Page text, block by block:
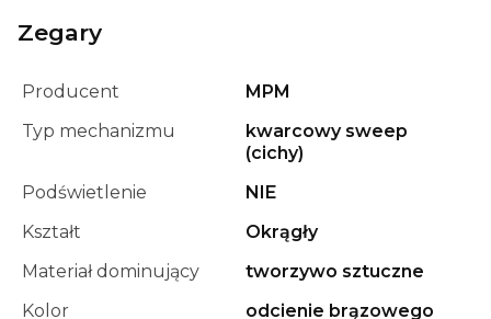
Zegary
Producent
MPM
Typ mechanizmu
kwarcowy sweep
(cichy)
Podświetlenie
NIE
Kształt
Okrągły
Materiał dominujący
tworzywo sztuczne
Kolor
odcienie brązowego